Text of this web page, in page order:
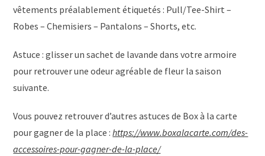
vêtements préalablement étiquetés : Pull/Tee-Shirt –
Robes – Chemisiers – Pantalons – Shorts, etc.
Astuce : glisser un sachet de lavande dans votre armoire
pour retrouver une odeur agréable de fleur la saison
suivante.
Vous pouvez retrouver d’autres astuces de Box à la carte
pour gagner de la place :https://www.boxalacarte.com/des-
accessoires-pour-gagner-de-la-place/